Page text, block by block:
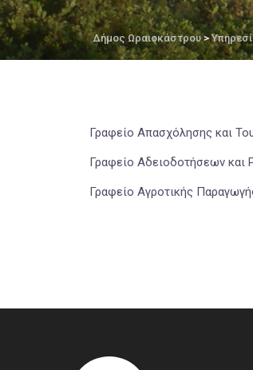
Δήμος Ωραιοκάστρου>
Γραφείο Απασχόλησης και
Γραφείο Αδειοδοτήσεων και
Γραφείο Αγροτικής